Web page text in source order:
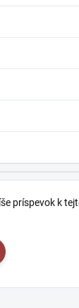
príspevok k